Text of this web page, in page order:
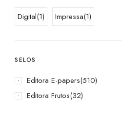
Digital(1) Impressa(1)
SELOS
Editora E-papers(510)
Editora Frutos(32)